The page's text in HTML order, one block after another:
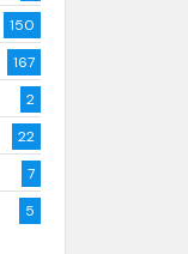
150
167
2
22
7
5